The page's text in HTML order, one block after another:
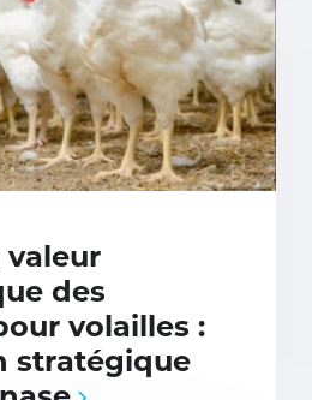
valeur
des
volailles :
stratégique